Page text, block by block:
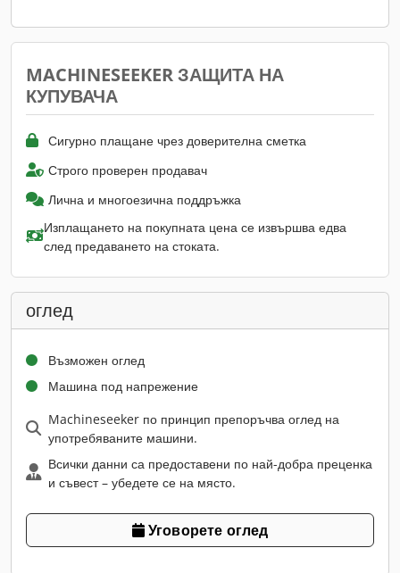
MACHINESEEKER ЗАЩИТА НА
КУПУВАЧА
Сигурно плащане чрез доверителна сметка
Строго проверен продавач
Лична и многоезична поддръжка
Изплащането на покупната цена се извършва едва
след предаването на стоката.
оглед
Възможен оглед
Машина под напрежение
Machineseeker по принцип препоръчва оглед на
употребяваните машини.
Всички данни са предоставени по най-добра преценка
и съвест – убедете се на място.
Уговорете оглед